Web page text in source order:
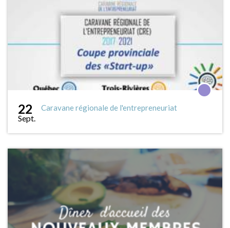
22
Sept.
Caravane régionale de l'entrepreneuriat